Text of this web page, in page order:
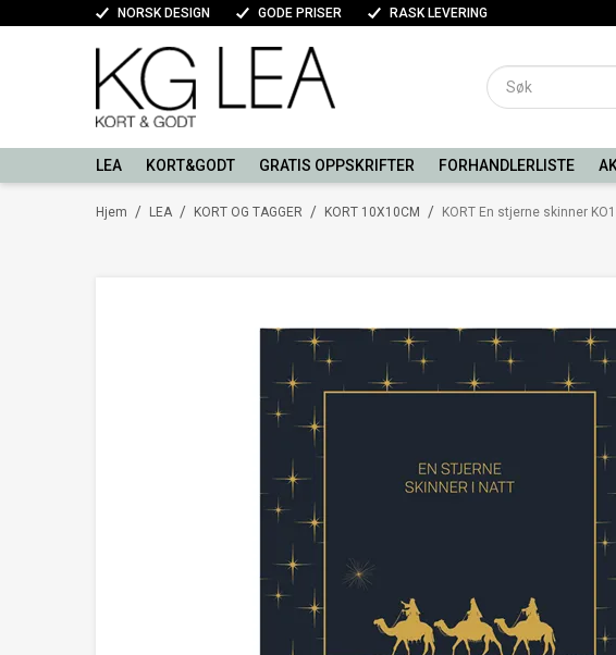
NORSK DESIGN GODE PRISER RASK LEVERING
LEA KORT&GODT GRATIS OPPSKRIFTER FORHANDLERLISTE
/
Hjem /
LEA /
KORT OG TAGGER /
KORT 10X10CM KORT En stjerne skinner